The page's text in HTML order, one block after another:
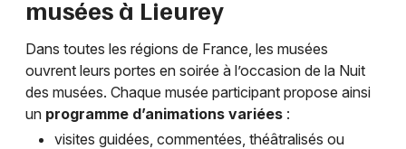
musées à Lieurey
Dans toutes les régions de France, les musées
ouvrent leurs portes en soirée à l’occasion de la Nuit
des musées. Chaque musée participant propose ainsi
un programme d’animations variées :
visites guidées, commentées, théâtralisés ou